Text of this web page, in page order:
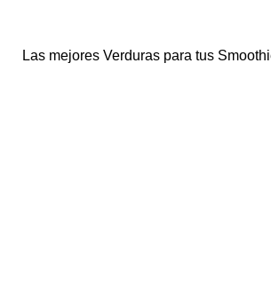
Las mejores Verduras para tus